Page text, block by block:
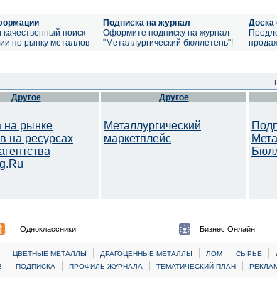
поиск
по рынку металлов
Подписка на журнал
Оформите подписку на журнал
"Металлургический бюллетень"!
Доска
Другое
на рынке
на ресурсах
Другое
Металлургический
маркетплейс
Одноклассники Бизнес Онлайн
| ЦВЕТНЫЕ МЕТАЛЛЫ | ДРАГОЦЕННЫЕ МЕТАЛЛЫ | ЛОМ | CЫРЬЕ |
| ПОДПИСКА | ПРОФИЛЬ ЖУРНАЛА | ТЕМАТИЧЕСКИЙ ПЛАН |